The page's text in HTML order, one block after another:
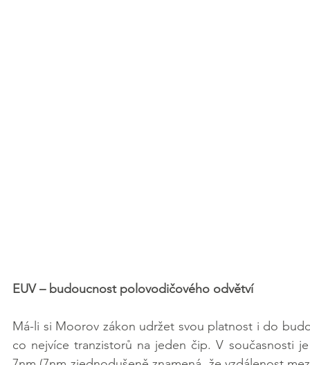
EUV – budoucnost polovodičového odvětví
Má-li si Moorov zákon udržet svou platnost i do
co nejvíce tranzistorů na jeden čip. V současnosti